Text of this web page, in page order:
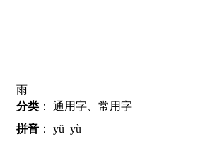
雨
分类 ： 通用字、常用字
拼音 ： yŭ yù